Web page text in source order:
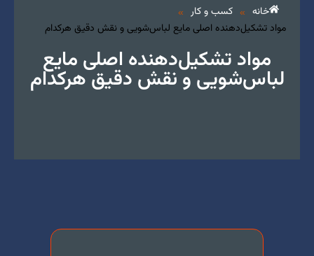
خانه » کسب و کار »
مواد تشکیل‌دهنده اصلی مایع لباس‌شویی و نقش دقیق هرکدام
مواد تشکیل‌دهنده اصلی مایع
لباس‌شویی و نقش دقیق هرکدام